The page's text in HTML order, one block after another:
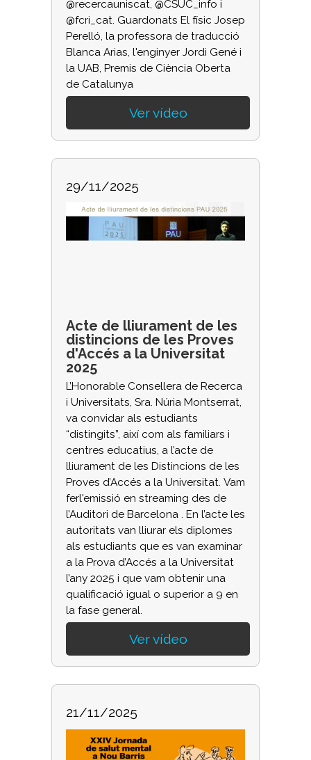
@recercauniscat, @CSUC_info i
@fcri_cat. Guardonats El físic Josep
Perelló, la professora de traducció
Blanca Arias, l'enginyer Jordi Gené i
la UAB, Premis de Ciència Oberta
de Catalunya
Ver vídeo
29/11/2025
Acte de lliurament de les
distincions de les Proves
d'Accés a la Universitat
2025
L’Honorable Consellera de Recerca
i Universitats, Sra. Núria Montserrat,
va convidar als estudiants
“distingits”, així com als familiars i
centres educatius, a l’acte de
lliurament de les Distincions de les
Proves d’Accés a la Universitat. Vam
ferl'emissió en streaming des de
l’Auditori de Barcelona . En l’acte les
autoritats van lliurar els diplomes
als estudiants que es van examinar
a la Prova d’Accés a la Universitat
l’any 2025 i que vam obtenir una
qualificació igual o superior a 9 en
la fase general.
Ver vídeo
21/11/2025